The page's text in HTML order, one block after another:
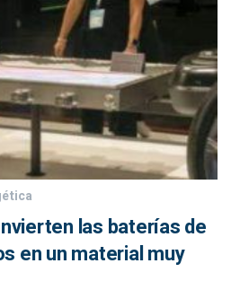
las baterías de
en un material muy